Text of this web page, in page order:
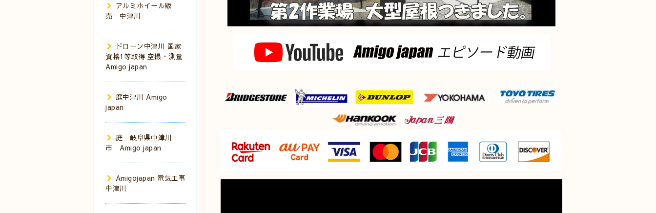
アルミホイール販
売 中津川
ドローン中津川 国家
資格1等取得 空撮・測量
Amigo japan
庭中津川 Amigo
japan
庭 岐阜県中津川
市 Amigo japan
Amigojapan 電気工事
中津川